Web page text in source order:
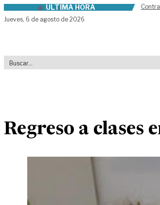
Skip to contentÚLTIMA HORA
Jueves, 6 de agosto de 2026
Regreso a clases